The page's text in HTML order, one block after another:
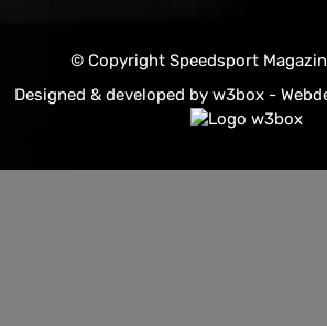
© Copyright Speedsport
Designed & developed by w3box -